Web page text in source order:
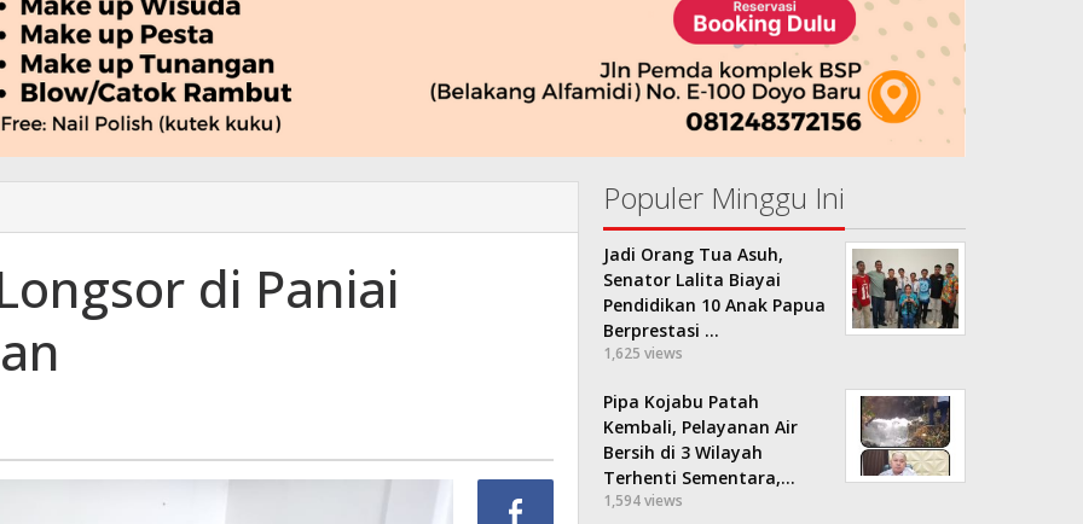
di Paniai
Populer Minggu Ini
Jadi Orang Tua Asuh,
Senator Lalita Biayai
Pendidikan 10 Anak Papua
Berprestasi …
1,625 views
Pipa Kojabu Patah
Kembali, Pelayanan Air
Bersih di 3 Wilayah
Terhenti Sementara,…
1,594 views